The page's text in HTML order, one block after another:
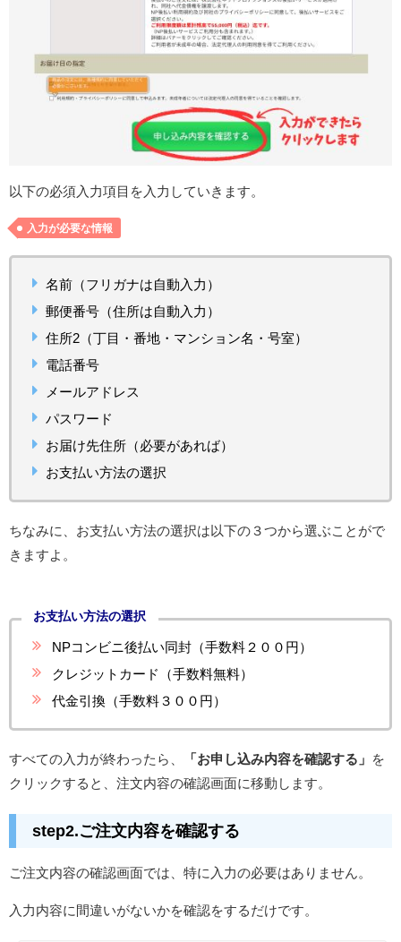
以下の必須入力項目を入力していきます。
入力が必要な情報
名前（フリガナは自動入力）
郵便番号（住所は自動入力）
住所2（丁目・番地・マンション名・号室）
電話番号
メールアドレス
パスワード
お届け先住所（必要があれば）
お支払い方法の選択
ちなみに、お支払い方法の選択は以下の３つから選ぶことがで
きますよ。
お支払い方法の選択
NPコンビニ後払い同封（手数料２００円）
クレジットカード（手数料無料）
代金引換（手数料３００円）
すべての入力が終わったら、 「お申し込み内容を確認する」
を
クリックすると、注文内容の確認画面に移動します。
step2.ご注文内容を確認する
ご注文内容の確認画面では、特に入力の必要はありません。
入力内容に間違いがないかを確認をするだけです。